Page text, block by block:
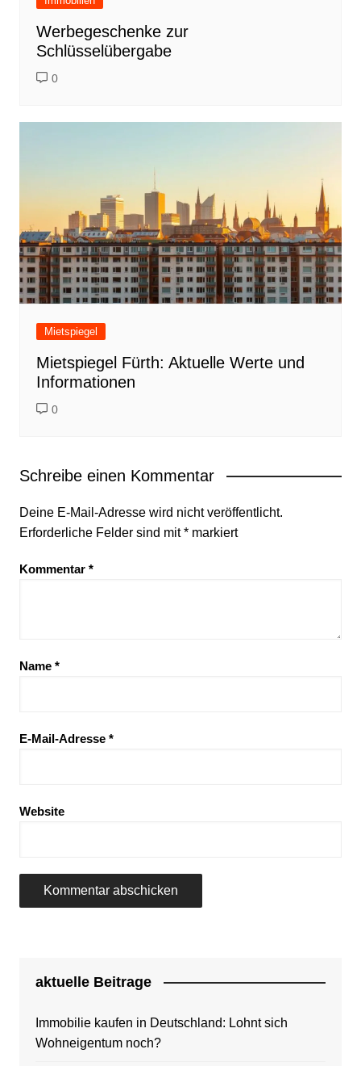
Werbegeschenke zur
Schlüsselübergabe
0
Mietspiegel
Mietspiegel Fürth: Aktuelle Werte und
Informationen
0
Schreibe einen Kommentar
Deine E-Mail-Adresse wird nicht veröffentlicht.
Erforderliche Felder sind mit*markiert
Kommentar *
Name *
E-Mail-Adresse *
Website
aktuelle Beitrage
Immobilie kaufen in Deutschland: Lohnt sich
Wohneigentum noch?